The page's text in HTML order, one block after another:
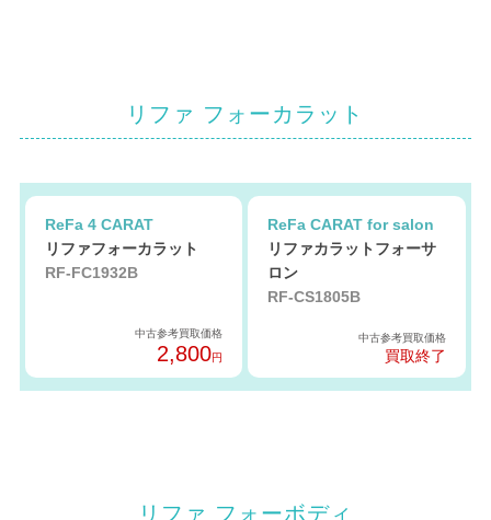
リファ フォーカラット
ReFa 4 CARAT
リファフォーカラット
RF-FC1932B
中古参考買取価格
2,800円
ReFa CARAT for salon
リファカラットフォーサ
ロン
RF-CS1805B
中古参考買取価格
買取終了
リファ フォーボディ